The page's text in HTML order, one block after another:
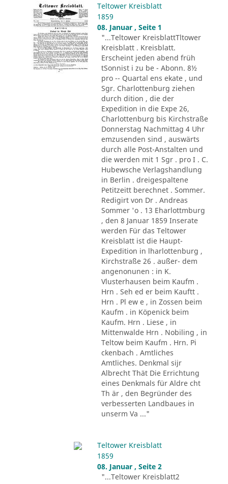
Teltower Kreisblatt
1859
08. Januar , Seite 1
"...Teltower KreisblattTltower
Kreisblatt . Kreisblatt.
Erscheint jeden abend früh
tSonnist i zu be - Abonn. 8½
pro -- Quartal ens ekate , und
Sgr. Charlottenburg ziehen
durch dition , die der
Expedition in die Expe 26,
Charlottenburg bis Kirchstraße
Donnerstag Nachmittag 4 Uhr
emzusenden sind , auswärts
durch alle Post-Anstalten und
die werden mit 1 Sgr . pro I . C.
Hubewsche Verlagshandlung
in Berlin . dreigespaltene
Petitzeitt berechnet . Sommer.
Redigirt von Dr . Andreas
Sommer 'o . 13 Eharlottmburg
, den 8 Januar 1859 Inserate
werden Für das Teltower
Kreisblatt ist die Haupt-
Expedition in lharlottenburg ,
Kirchstraße 26 . außer- dem
angenonunen : in K.
Vlusterhausen beim Kaufm .
Hrn . Seh ed er beim Kauftt .
Hrn . Pl ew e , in Zossen beim
Kaufm . in Köpenick beim
Kaufm. Hrn . Liese , in
Mittenwalde Hrn . Nobiling , in
Teltow beim Kaufm . Hrn. Pi
ckenbach . Amtliches
Amtliches. Denkmal sijr
Albrecht Thät Die Errichtung
eines Denkmals für Aldre cht
Th är , den Begründer des
verbesserten Landbaues in
unserm Va ..."
Teltower Kreisblatt
1859
08. Januar , Seite 2
"...Teltower Kreisblatt2